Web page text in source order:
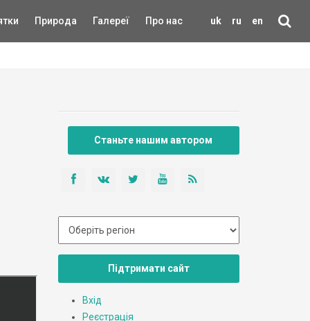
uk ru en
Природа Галереї Про нас
Станьте нашим автором
Підтримати сайт
Вхід
Реєстрація